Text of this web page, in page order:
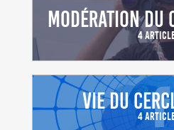
Modération du
4
Vie du
4